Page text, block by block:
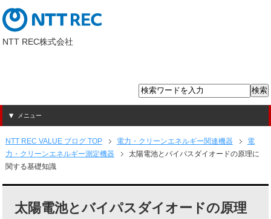
NTT REC株式会社
メニュー
NTT REC VALUE ブログ TOP 電力・クリーンエネルギー関連機器
電
力・クリーンエネルギー測定機器
太陽電池とバイパスダイオードの原理に
関する基礎知識
太陽電池とバイパスダイオードの原理